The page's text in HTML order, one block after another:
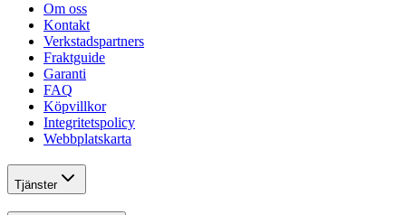
Om oss
Kontakt
Verkstadspartners
Fraktguide
Garanti
FAQ
Köpvillkor
Integritetspolicy
Webbplatskarta
Tjänster